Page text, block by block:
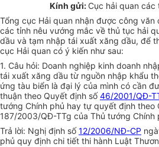
Kính gửi: Cục hải quan các
Tổng cục Hải quan nhận được công văn
các tỉnh nêu vướng mắc về thủ tục hải
dầu và tạm nhập tái xuất xăng dầu, để
cục Hải quan có ý kiến như sau:
1. Câu hỏi: Doanh nghiệp kinh doanh
tái xuất xăng dầu từ nguồn nhập khẩu
ứng tàu biển là đại lý của mình có cần
thuận theo Quyết định số46/2001/QĐ-
tướng Chính phủ hay tự quyết định theo
187/2003/QĐ-TTg của Thủ tướng Chính
Trả lời: Nghị định số12/2006/NĐ-CP
phủ quy định chi tiết thi hành Luật